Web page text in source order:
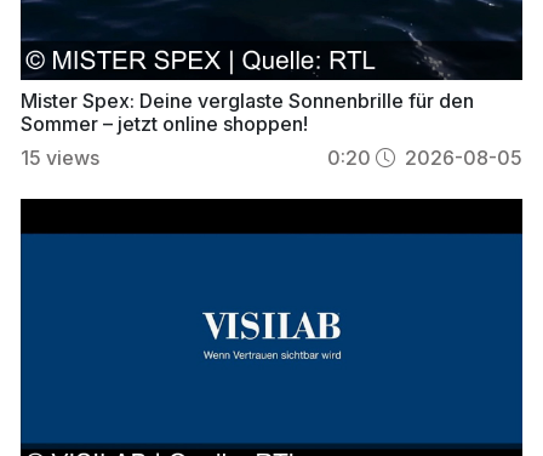
Mister Spex: Deine verglaste Sonnenbrille für den
Sommer – jetzt online shoppen!
15 views 0:20 2026-08-05